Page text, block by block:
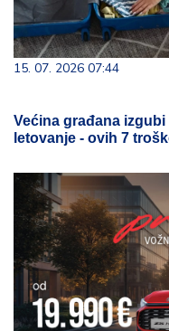
15. 07. 2026 07:44
Većina građana
letovanje - ovih 7